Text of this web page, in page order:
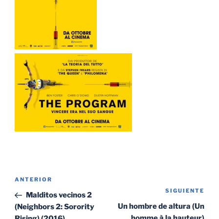
Navegación
entradas
Entrada
anterior:
ANTERIOR
Malditos vecinos 2
(Neighbors 2: Sorority
SIGUIENTE
Un hombre de altura (Un